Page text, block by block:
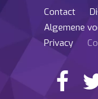
Contact
Algemene
Privacy